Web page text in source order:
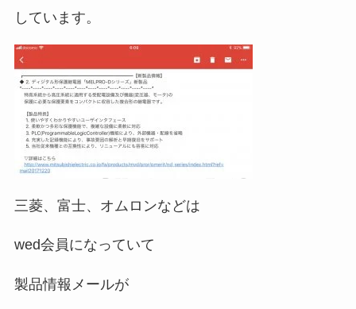
しています。
三菱、富士、オムロンなどは
wed会員になっていて
製品情報メールが